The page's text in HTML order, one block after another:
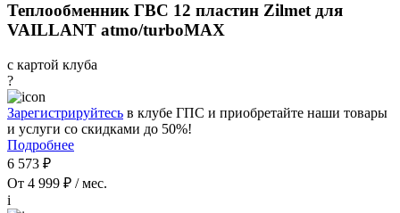
Теплообменник ГВС 12 пластин Zilmet для
VAILLANT atmo/turboMAX
с картой клуба
?
Зарегистрируйтесь в клубе ГПС и приобретайте наши товары
и услуги со скидками до 50%!
Подробнее
6 573 ₽
От 4 999 ₽ / мес.
i